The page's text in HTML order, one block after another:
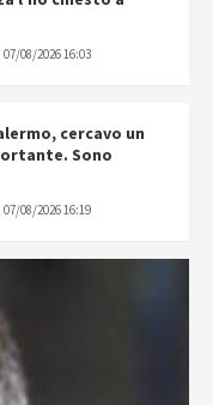
07/08/2026 16:03
cercavo un
Sono
07/08/2026 16:19